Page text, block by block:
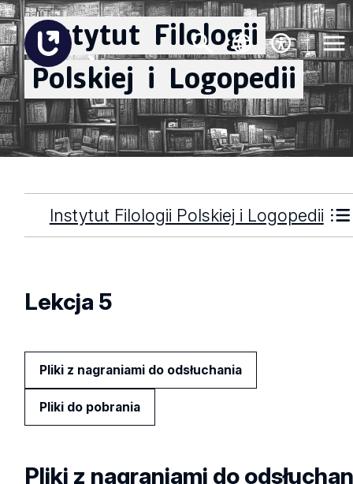
Instytut Filologii
Polskiej i Logopedii
Instytut Filologii Polskiej i Logopedii
Lekcja 5
Pliki z nagraniami do odsłuchania
Pliki do pobrania
Pliki z nagraniami do